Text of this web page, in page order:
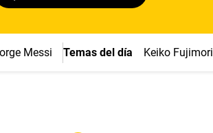
Messi Temas del día Keiko Fujimori